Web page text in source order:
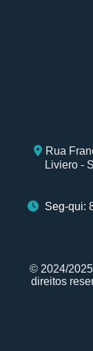
Rua
Liviero -
Seg-qui:
© 2024/
direitos